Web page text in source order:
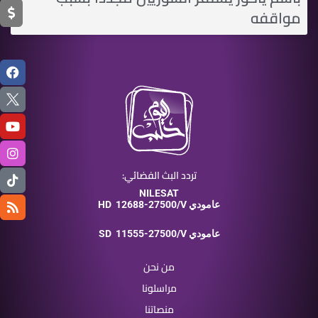
مواقفه
تردد البث الفضائي:
NILESAT
HD
12688-27500/V عامودي
SD 11555-27500/V عامودي
من نحن
مراسلونا
منصاتنا